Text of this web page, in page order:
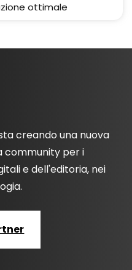
ottimale
creando una nuova
community per i
e dell'editoria, nei